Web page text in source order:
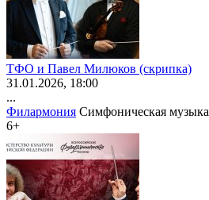
ТФО и Павел Милюков (скрипка)
31 .01.2026, 18:00
...
Филармония Симфоническая музыка
6+